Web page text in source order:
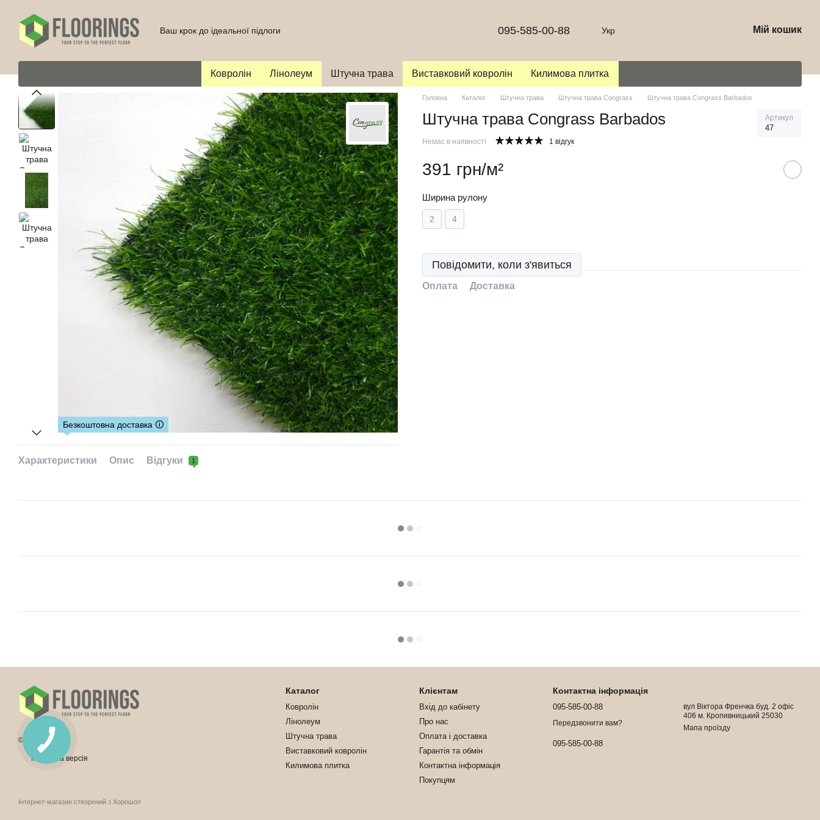
Ваш крок до ідеальної підлоги 095-585-00-88 Укр Мій кошик
Ковролін Лінолеум Штучна трава Виставковий ковролін Килимова плитка
Безкоштовна доставка 🛈
Характеристики Опис Відгуки 1
Головна Каталог Штучна трава Штучна трава Congrass Штучна трава Congrass Barbados
Штучна трава Congrass Barbados Артикул
47
Немає в наявності 1 відгук
391 грн/м²
Ширина рулону
2 4
Повідомити, коли з'явиться
Оплата Доставка
© 2026
Мобільна версія
Інтернет-магазин створений з Хорошоп
Каталог
Ковролін
Лінолеум
Штучна трава
Виставковий ковролін
Килимова плитка
Клієнтам
Вхід до кабінету
Про нас
Оплата і доставка
Гарантія та обмін
Контактна інформація
Покупцям
Контактна інформація
095-585-00-88
Передзвонити вам?
095-585-00-88
вул Віктора Френчка буд. 2 офіс
406 м. Кропивницький 25030
Мапа проїзду